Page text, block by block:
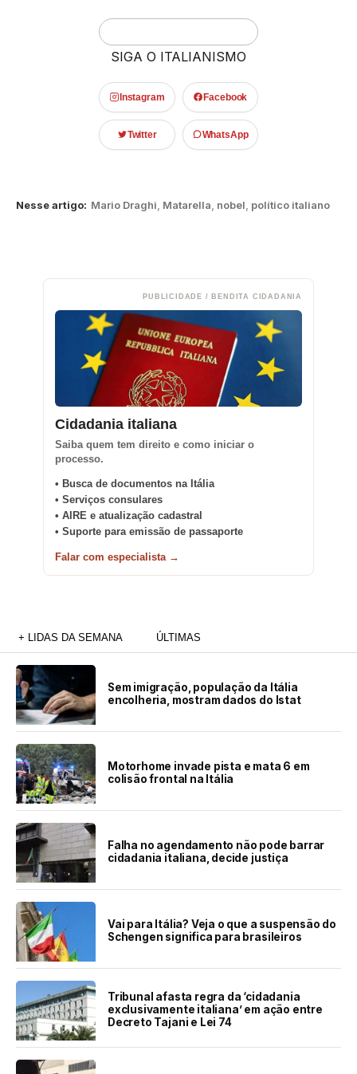
SIGA O ITALIANISMO
Instagram Facebook
Twitter WhatsApp
Nesse artigo: Mario Draghi Matarella nobel político italiano
PUBLICIDADE / BENDITA CIDADANIA
Cidadania italiana
Saiba quem tem direito e como iniciar o
processo.
• Busca de documentos na Itália
• Serviços consulares
• AIRE e atualização cadastral
• Suporte para emissão de passaporte
Falar com especialista →
+ LIDAS DA SEMANA ÚLTIMAS
Sem imigração, população da Itália
encolheria, mostram dados do Istat
Motorhome invade pista e mata 6 em
colisão frontal na Itália
Falha no agendamento não pode barrar
cidadania italiana, decide justiça
Vai para Itália? Veja o que a suspensão do
Schengen significa para brasileiros
Tribunal afasta regra da ‘cidadania
exclusivamente italiana’ em ação entre
Decreto Tajani e Lei 74